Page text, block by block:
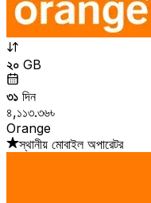
২০ GB
৩১ দিন
৪,১১৩.৩৬৳
Orange
স্থানীয় মোবাইল অপারেটর